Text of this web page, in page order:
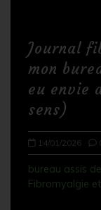
Journal
mon
eu envie
sens)
14/01/2026
bureau assis
Fibromyalgie